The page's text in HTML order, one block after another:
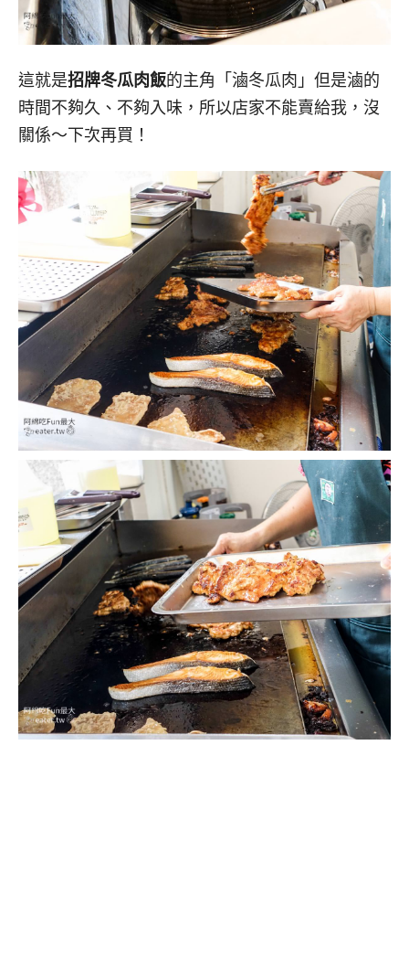
這就是招牌冬瓜肉飯的主角「滷冬瓜肉」但是滷的
時間不夠久、不夠入味，所以店家不能賣給我，沒
關係～下次再買！